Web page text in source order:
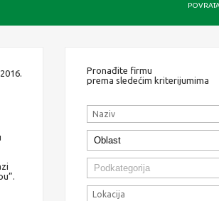
Pronađite firmu
prema sledećim kriterijumima